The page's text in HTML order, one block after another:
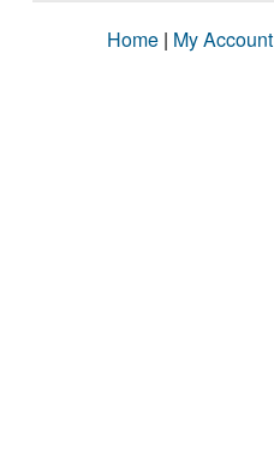
Home | My Account